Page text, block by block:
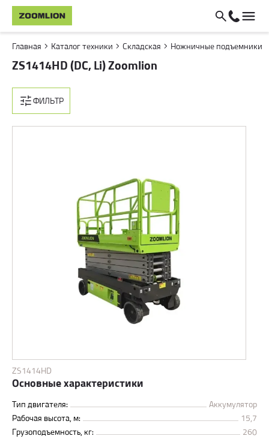
Главная Каталог техники Складская Ножничные подъемники
ZS1414HD (DC, Li) Zoomlion
ФИЛЬТР
ZS1414HD
Основные характеристики
Тип двигателя:
Аккумулятор
Рабочая высота, м:
15,7
Грузоподъемность, кг:
260